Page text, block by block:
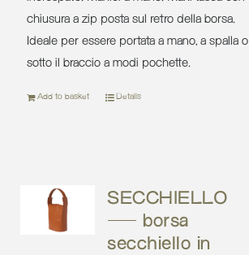
chiusura a zip posta sul retro della borsa.
Ideale per essere portata a mano, a spalla o
sotto il braccio a modi pochette.
Add to basket Details
SECCHIELLO
– borsa
secchiello in